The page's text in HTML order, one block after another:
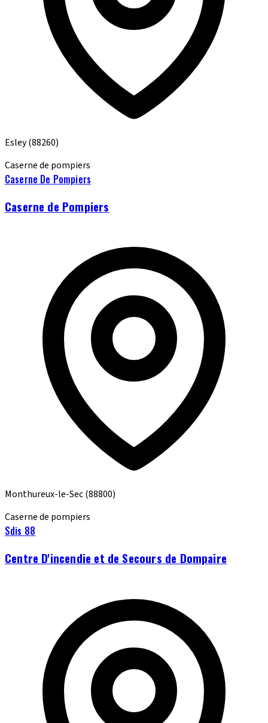
Esley(88260)
Caserne de pompiers
Caserne De Pompiers
Caserne de Pompiers
Monthureux-le-Sec(88800)
Caserne de pompiers
Sdis 88
Centre D'incendie et de Secours de Dompaire